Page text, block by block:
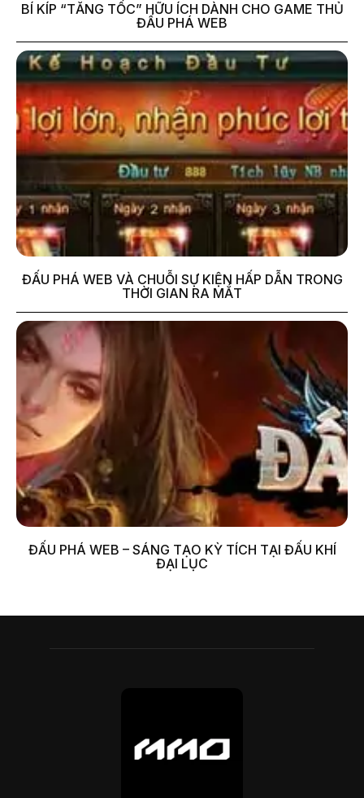
BÍ KÍP “TĂNG TỐC” HỮU ÍCH DÀNH CHO GAME THỦ
ĐẤU PHÁ WEB
ĐẤU PHÁ WEB VÀ CHUỖI SỰ KIỆN HẤP DẪN TRONG
THỜI GIAN RA MẮT
ĐẤU PHÁ WEB – SÁNG TẠO KỲ TÍCH TẠI ĐẤU KHÍ
ĐẠI LỤC